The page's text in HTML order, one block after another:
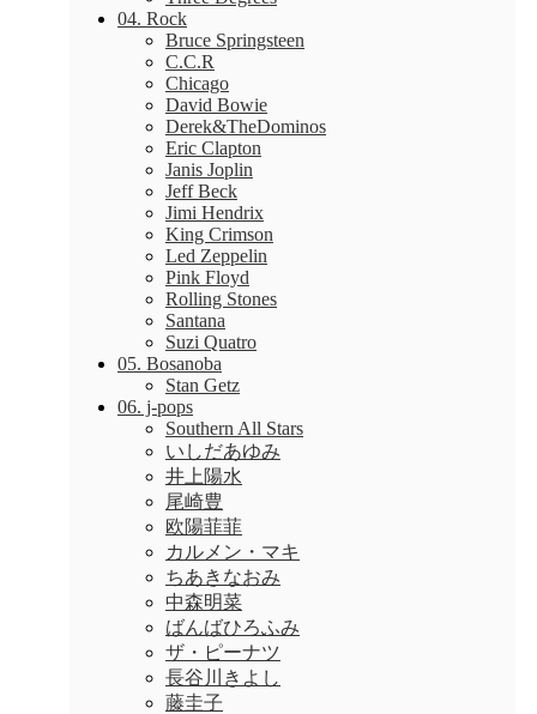
04. Rock
Bruce Springsteen
C.C.R
Chicago
David Bowie
Derek&TheDominos
Eric Clapton
Janis Joplin
Jeff Beck
Jimi Hendrix
King Crimson
Led Zeppelin
Pink Floyd
Rolling Stones
Santana
Suzi Quatro
05. Bosanoba
Stan Getz
06. j-pops
Southern All Stars
いしだあゆみ
井上陽水
尾崎豊
欧陽菲菲
カルメン・マキ
ちあきなおみ
中森明菜
ばんばひろふみ
ザ・ピーナツ
長谷川きよし
藤圭子